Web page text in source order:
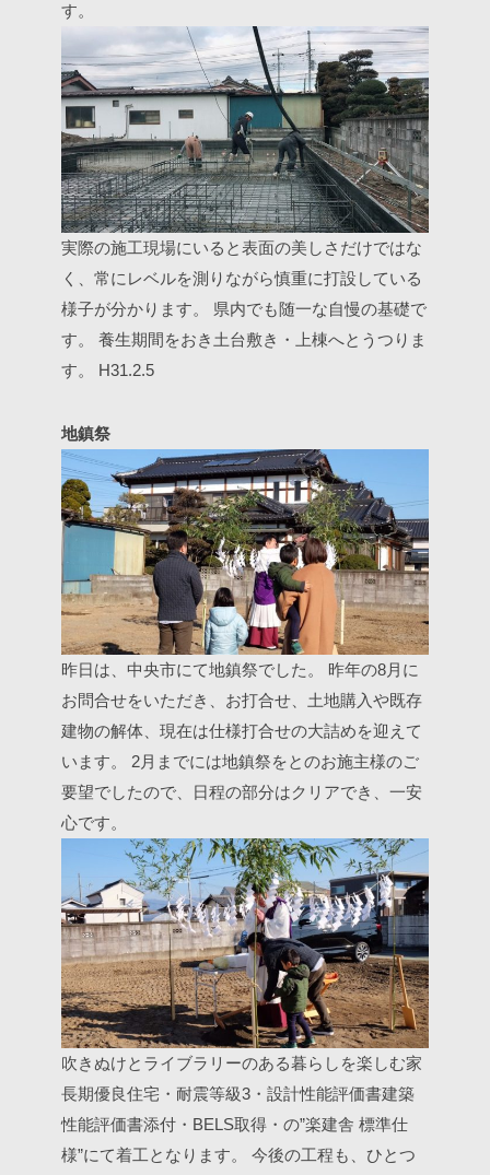
す。
実際の施工現場にいると表面の美しさだけではな
く、常にレベルを測りながら慎重に打設している
様子が分かります。
県内でも随一な自慢の基礎で
す。
養生期間をおき土台敷き・上棟へとうつりま
す。
H31.2.5
地鎮祭
昨日は、中央市にて地鎮祭でした。
昨年の8月に
お問合せをいただき、お打合せ、土地購入や既存
建物の解体、現在は仕様打合せの大詰めを迎えて
います。
2月までには地鎮祭をとのお施主様のご
要望でしたので、日程の部分はクリアでき、一安
心です。
吹きぬけとライブラリーのある暮らしを楽しむ家
長期優良住宅・耐震等級3・設計性能評価書建築
性能評価書添付・BELS取得・の”楽建舎 標準仕
様”にて着工となります。
今後の工程も、ひとつ